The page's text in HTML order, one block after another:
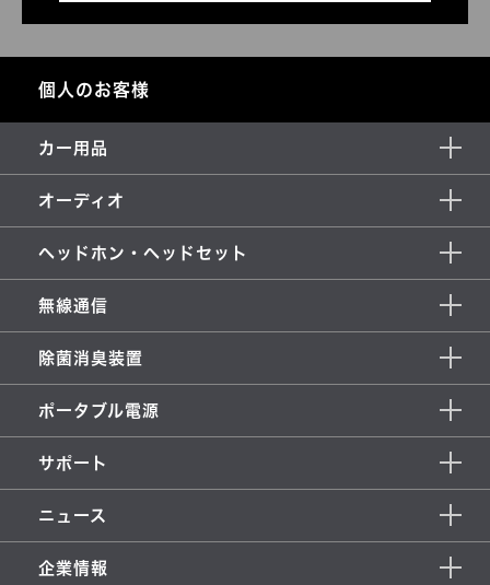
個人のお客様
カー用品
オーディオ
ヘッドホン・ヘッドセット
無線通信
除菌消臭装置
ポータブル電源
サポート
ニュース
企業情報